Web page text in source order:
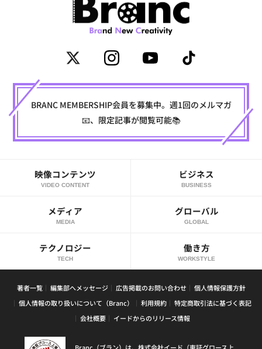
BRANC MEMBERSHIP会員を募集中。週1回のメルマガ
📧、限定記事が閲覧可能📚
映像コンテンツ
VIDEO CONTENT
ビジネス
BUSINESS
メディア
MEDIA
グローバル
GLOBAL
テクノロジー
TECH
働き方
WORKSTYLE
著者一覧 編集部へメッセージ 広告掲載のお問い合わせ
個人情報保護方針
個人情報の取り扱いについて（Branc）
利用規約
特定商取引法に基づく表記
会社概要
イードからのリリース情報
Branc（ブラン）は、株式会社イード（東証グロース上